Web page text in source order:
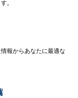
。
報からあなたに最適な